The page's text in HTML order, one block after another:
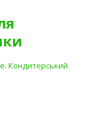
Кондитерський